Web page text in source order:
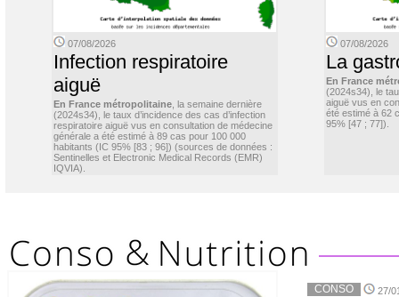
07/08/2026
Infection respiratoire
aiguë
En France métropolitaine , la semaine dernière
(2024s34), le taux d’incidence des cas d’infection
respiratoire aiguë vus en consultation de médecine
générale a été estimé à 89 cas pour 100 000
habitants (IC 95% [83 ; 96]) (sources de données :
Sentinelles et Electronic Medical Records (EMR)
IQVIA).
07/08/2026
La
En France
(2024s34), le
aiguë vus en
été estimé à 62
95% [47 ; 77]).
CONSO 27/